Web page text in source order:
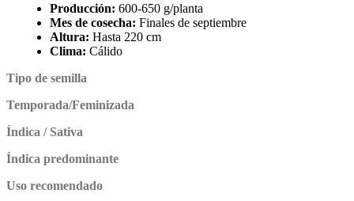
Producción: 600-650 g/planta
Mes de cosecha: Finales de septiembre
Altura: Hasta 220 cm
Clima: Cálido
Tipo de semilla
Temporada/Feminizada
Índica / Sativa
Índica predominante
Uso recomendado